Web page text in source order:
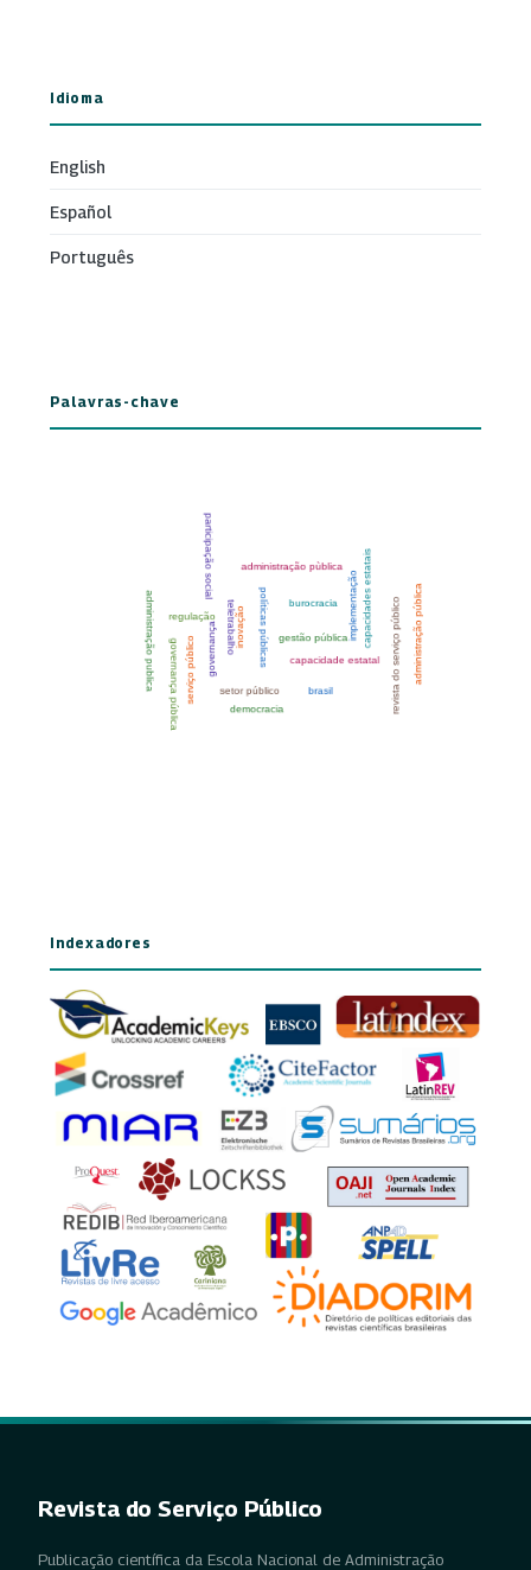
Idioma
English
Español
Português
Palavras-chave
Indexadores
Revista do Serviço Público
Publicação científica da Escola Nacional de Administração